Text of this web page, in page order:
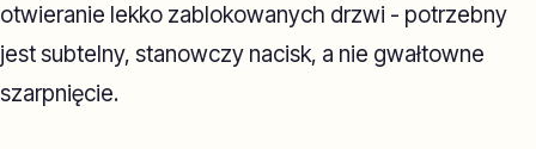
otwieranie lekko zablokowanych drzwi - potrzebny
jest subtelny, stanowczy nacisk, a nie gwałtowne
szarpnięcie.